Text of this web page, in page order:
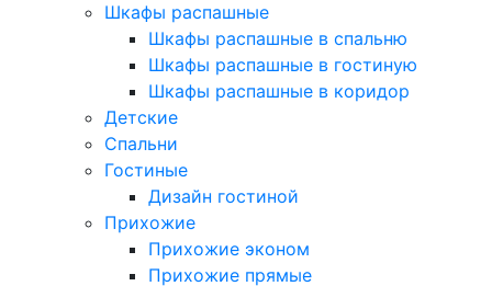
Шкафы распашные
Шкафы распашные в спальню
Шкафы распашные в гостиную
Шкафы распашные в коридор
Детские
Спальни
Гостиные
Дизайн гостиной
Прихожие
Прихожие эконом
Прихожие прямые